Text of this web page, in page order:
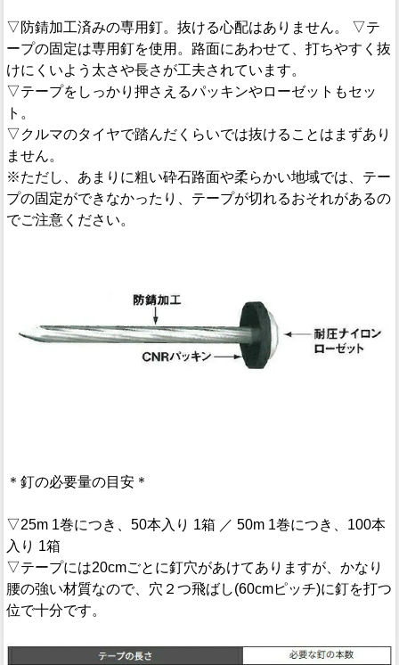
▽防錆加工済みの専用釘。抜ける心配はありません。 ▽テ
ープの固定は専用釘を使用。路面にあわせて、打ちやすく抜
けにくいよう太さや長さが工夫されています。
▽テープをしっかり押さえるパッキンやローゼットもセッ
ト。
▽クルマのタイヤで踏んだくらいでは抜けることはまずあり
ません。
※ただし、あまりに粗い砕石路面や柔らかい地域では、テー
プの固定ができなかったり、テープが切れるおそれがあるの
でご注意ください。
＊釘の必要量の目安＊
▽25m 1巻につき、50本入り 1箱 ／ 50m 1巻につき、100本
入り 1箱
▽テープには20cmごとに釘穴があけてありますが、かなり
腰の強い材質なので、穴２つ飛ばし(60cmピッチ)に釘を打つ
位で十分です。